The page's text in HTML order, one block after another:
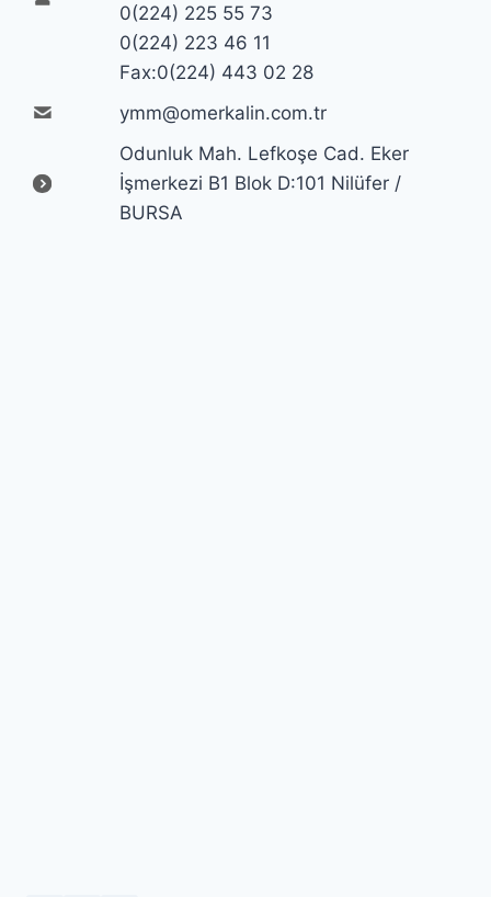
0(224) 225 55 73
0(224) 223 46 11
Fax:0(224) 443 02 28
ymm@omerkalin.com.tr
Odunluk Mah. Lefkoşe Cad. Eker
İşmerkezi B1 Blok D:101 Nilüfer /
BURSA